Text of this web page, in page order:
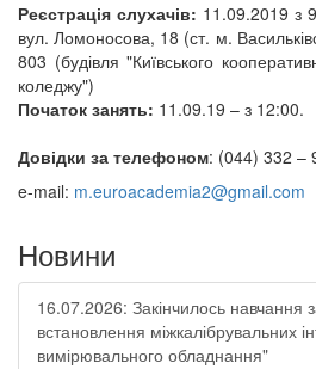
Реєстрація слухачів: 11 .09.2019 з
вул. Ломоносова, 18 (ст. м.
803 (будівля "Київського
коледжу")
Початок занять: 11.09.19 – з 12:00.
Довідки за телефоном: (044) 332 –
e-mail: m.euroacademia2@gmail.com
Новини
16.07.2026: Закінчилось навчання
встановлення міжкалібрувальних
вимірювального обладнання"